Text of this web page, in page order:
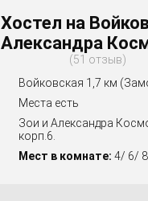
Хостел на
Александра
51 отзыв
Войковская 1,7 км
Места есть
Зои и Александра
корп.6.
Мест в комнате: 4/ 6/